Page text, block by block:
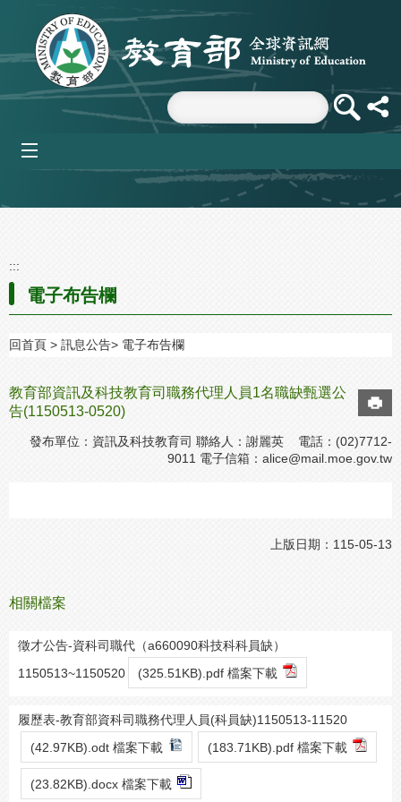
跳到主要內容區塊
:::
電子布告欄
回首頁 訊息公告 電子布告欄
教育部資訊及科技教育司職務代理人員1名職缺甄選公
告(1150513-0520)
發布單位：資訊及科技教育司 聯絡人：謝麗英 電話：(02)7712-
9011 電子信箱： alice@mail.moe.gov.tw
上版日期：115-05-13
相關檔案
徵才公告-資科司職代（a660090科技科科員缺）
1150513~1150520
(325.51KB).pdf 檔案下載
履歷表-教育部資科司職務代理人員(科員缺)1150513-11520
(42.97KB).odt 檔案下載
(183.71KB).pdf 檔案下載
(23.82KB).docx 檔案下載